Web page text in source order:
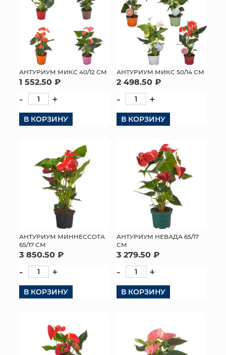
АНТУРИУМ МИКС 40/12 СМ
1 552.50 ₽
- +
В КОРЗИНУ
АНТУРИУМ МИКС 50/14 СМ
2 498.50 ₽
- +
В КОРЗИНУ
АНТУРИУМ МИННЕССОТА
65/17 СМ
3 850.50 ₽
- +
В КОРЗИНУ
АНТУРИУМ НЕВАДА 65/17
СМ
3 279.50 ₽
- +
В КОРЗИНУ